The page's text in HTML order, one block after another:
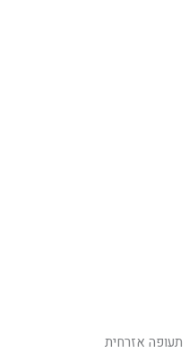
תעופה אזרחית